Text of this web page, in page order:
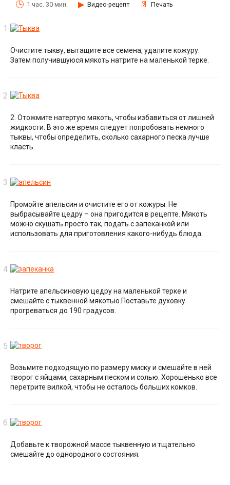
1 час. 30 мин. Видео-рецепт Печать
Очистите тыкву, вытащите все семена, удалите кожуру.
Затем получившуюся мякоть натрите на маленькой терке.
2. Отожмите натертую мякоть, чтобы избавиться от лишней
жидкости. В это же время следует попробовать немного
тыквы, чтобы определить, сколько сахарного песка лучше
класть.
Промойте апельсин и очистите его от кожуры. Не
выбрасывайте цедру – она пригодится в рецепте. Мякоть
можно скушать просто так, подать с запеканкой или
использовать для приготовления какого-нибудь блюда.
Натрите апельсиновую цедру на маленькой терке и
смешайте с тыквенной мякотью.Поставьте духовку
прогреваться до 190 градусов.
Возьмите подходящую по размеру миску и смешайте в ней
творог с яйцами, сахарным песком и солью. Хорошенько все
перетрите вилкой, чтобы не осталось больших комков.
Добавьте к творожной массе тыквенную и тщательно
смешайте до однородного состояния.